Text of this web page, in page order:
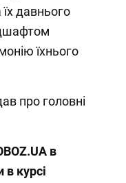
давнього
їхнього
про головні
в
курсі